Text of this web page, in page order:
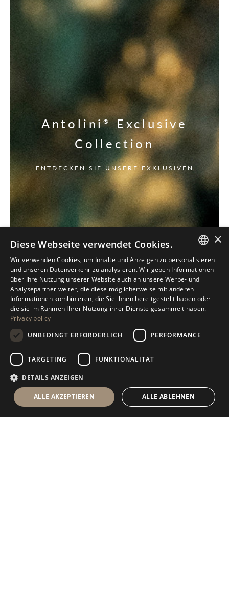
Antolini® Exclusive
Collection
ENTDECKEN SIE UNSERE EXKLUSIVEN
ITALIAN
ENGLISH
SPANISH
RUSSIAN
×
Diese Webseite verwendet Cookies.
Wir verwenden Cookies, um Inhalte und Anzeigen zu personalisieren
und unseren Datenverkehr zu analysieren. Wir geben Informationen
über Ihre Nutzung unserer Website auch an unsere Werbe- und
Analysepartner weiter, die diese möglicherweise mit anderen
Informationen kombinieren, die Sie ihnen bereitgestellt haben oder
die sie im Rahmen Ihrer Nutzung ihrer Dienste gesammelt haben.
Privacy policy
UNBEDINGT ERFORDERLICH
PERFORMANCE
TARGETING FUNKTIONALITÄT
DETAILS ANZEIGEN
ALLE AKZEPTIEREN ALLE ABLEHNEN